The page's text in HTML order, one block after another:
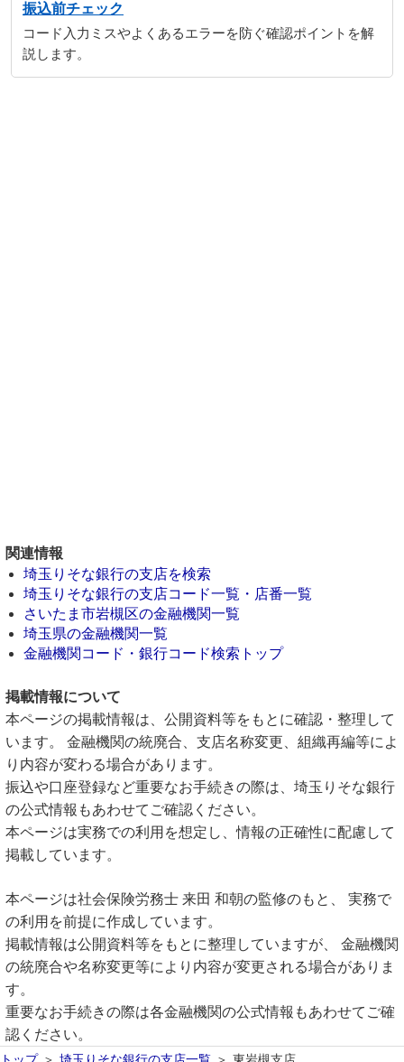
振込前チェック
コード入力ミスやよくあるエラーを防ぐ確認ポイントを解
説します。
関連情報
埼玉りそな銀行の支店を検索
埼玉りそな銀行の支店コード一覧・店番一覧
さいたま市岩槻区の金融機関一覧
埼玉県の金融機関一覧
金融機関コード・銀行コード検索トップ
掲載情報について
本ページの掲載情報は、公開資料等をもとに確認・整理して
います。 金融機関の統廃合、支店名称変更、組織再編等によ
り内容が変わる場合があります。
振込や口座登録など重要なお手続きの際は、埼玉りそな銀行
の公式情報もあわせてご確認ください。
本ページは実務での利用を想定し、情報の正確性に配慮して
掲載しています。
本ページは社会保険労務士 来田 和朝の監修のもと、 実務で
の利用を前提に作成しています。
掲載情報は公開資料等をもとに整理していますが、 金融機関
の統廃合や名称変更等により内容が変更される場合がありま
す。
重要なお手続きの際は各金融機関の公式情報もあわせてご確
認ください。